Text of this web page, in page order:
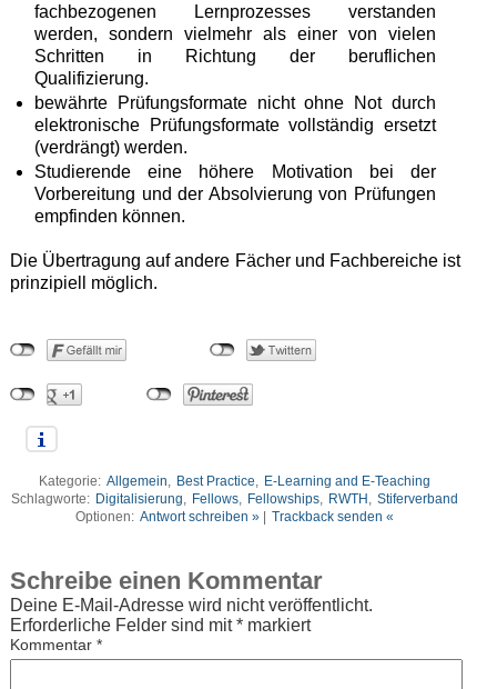
fachbezogenen Lernprozesses verstanden
werden, sondern vielmehr als einer von vielen
Schritten in Richtung der beruflichen
Qualifizierung.
bewährte Prüfungsformate nicht ohne Not durch
elektronische Prüfungsformate vollständig ersetzt
(verdrängt) werden.
Studierende eine höhere Motivation bei der
Vorbereitung und der Absolvierung von Prüfungen
empfinden können.
Die Übertragung auf andere Fächer und Fachbereiche ist
prinzipiell möglich.
Kategorie: Allgemein, Best Practice, E-Learning and E-Teaching
Schlagworte: Digitalisierung, Fellows, Fellowships, RWTH, Stiferverband
Optionen: Antwort schreiben » | Trackback senden «
Schreibe einen Kommentar
Deine E-Mail-Adresse wird nicht veröffentlicht.
Erforderliche Felder sind mit*markiert
Kommentar *